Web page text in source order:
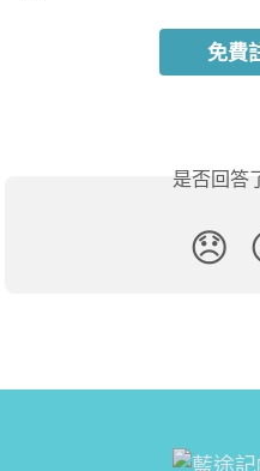
免費
是否回答
😞